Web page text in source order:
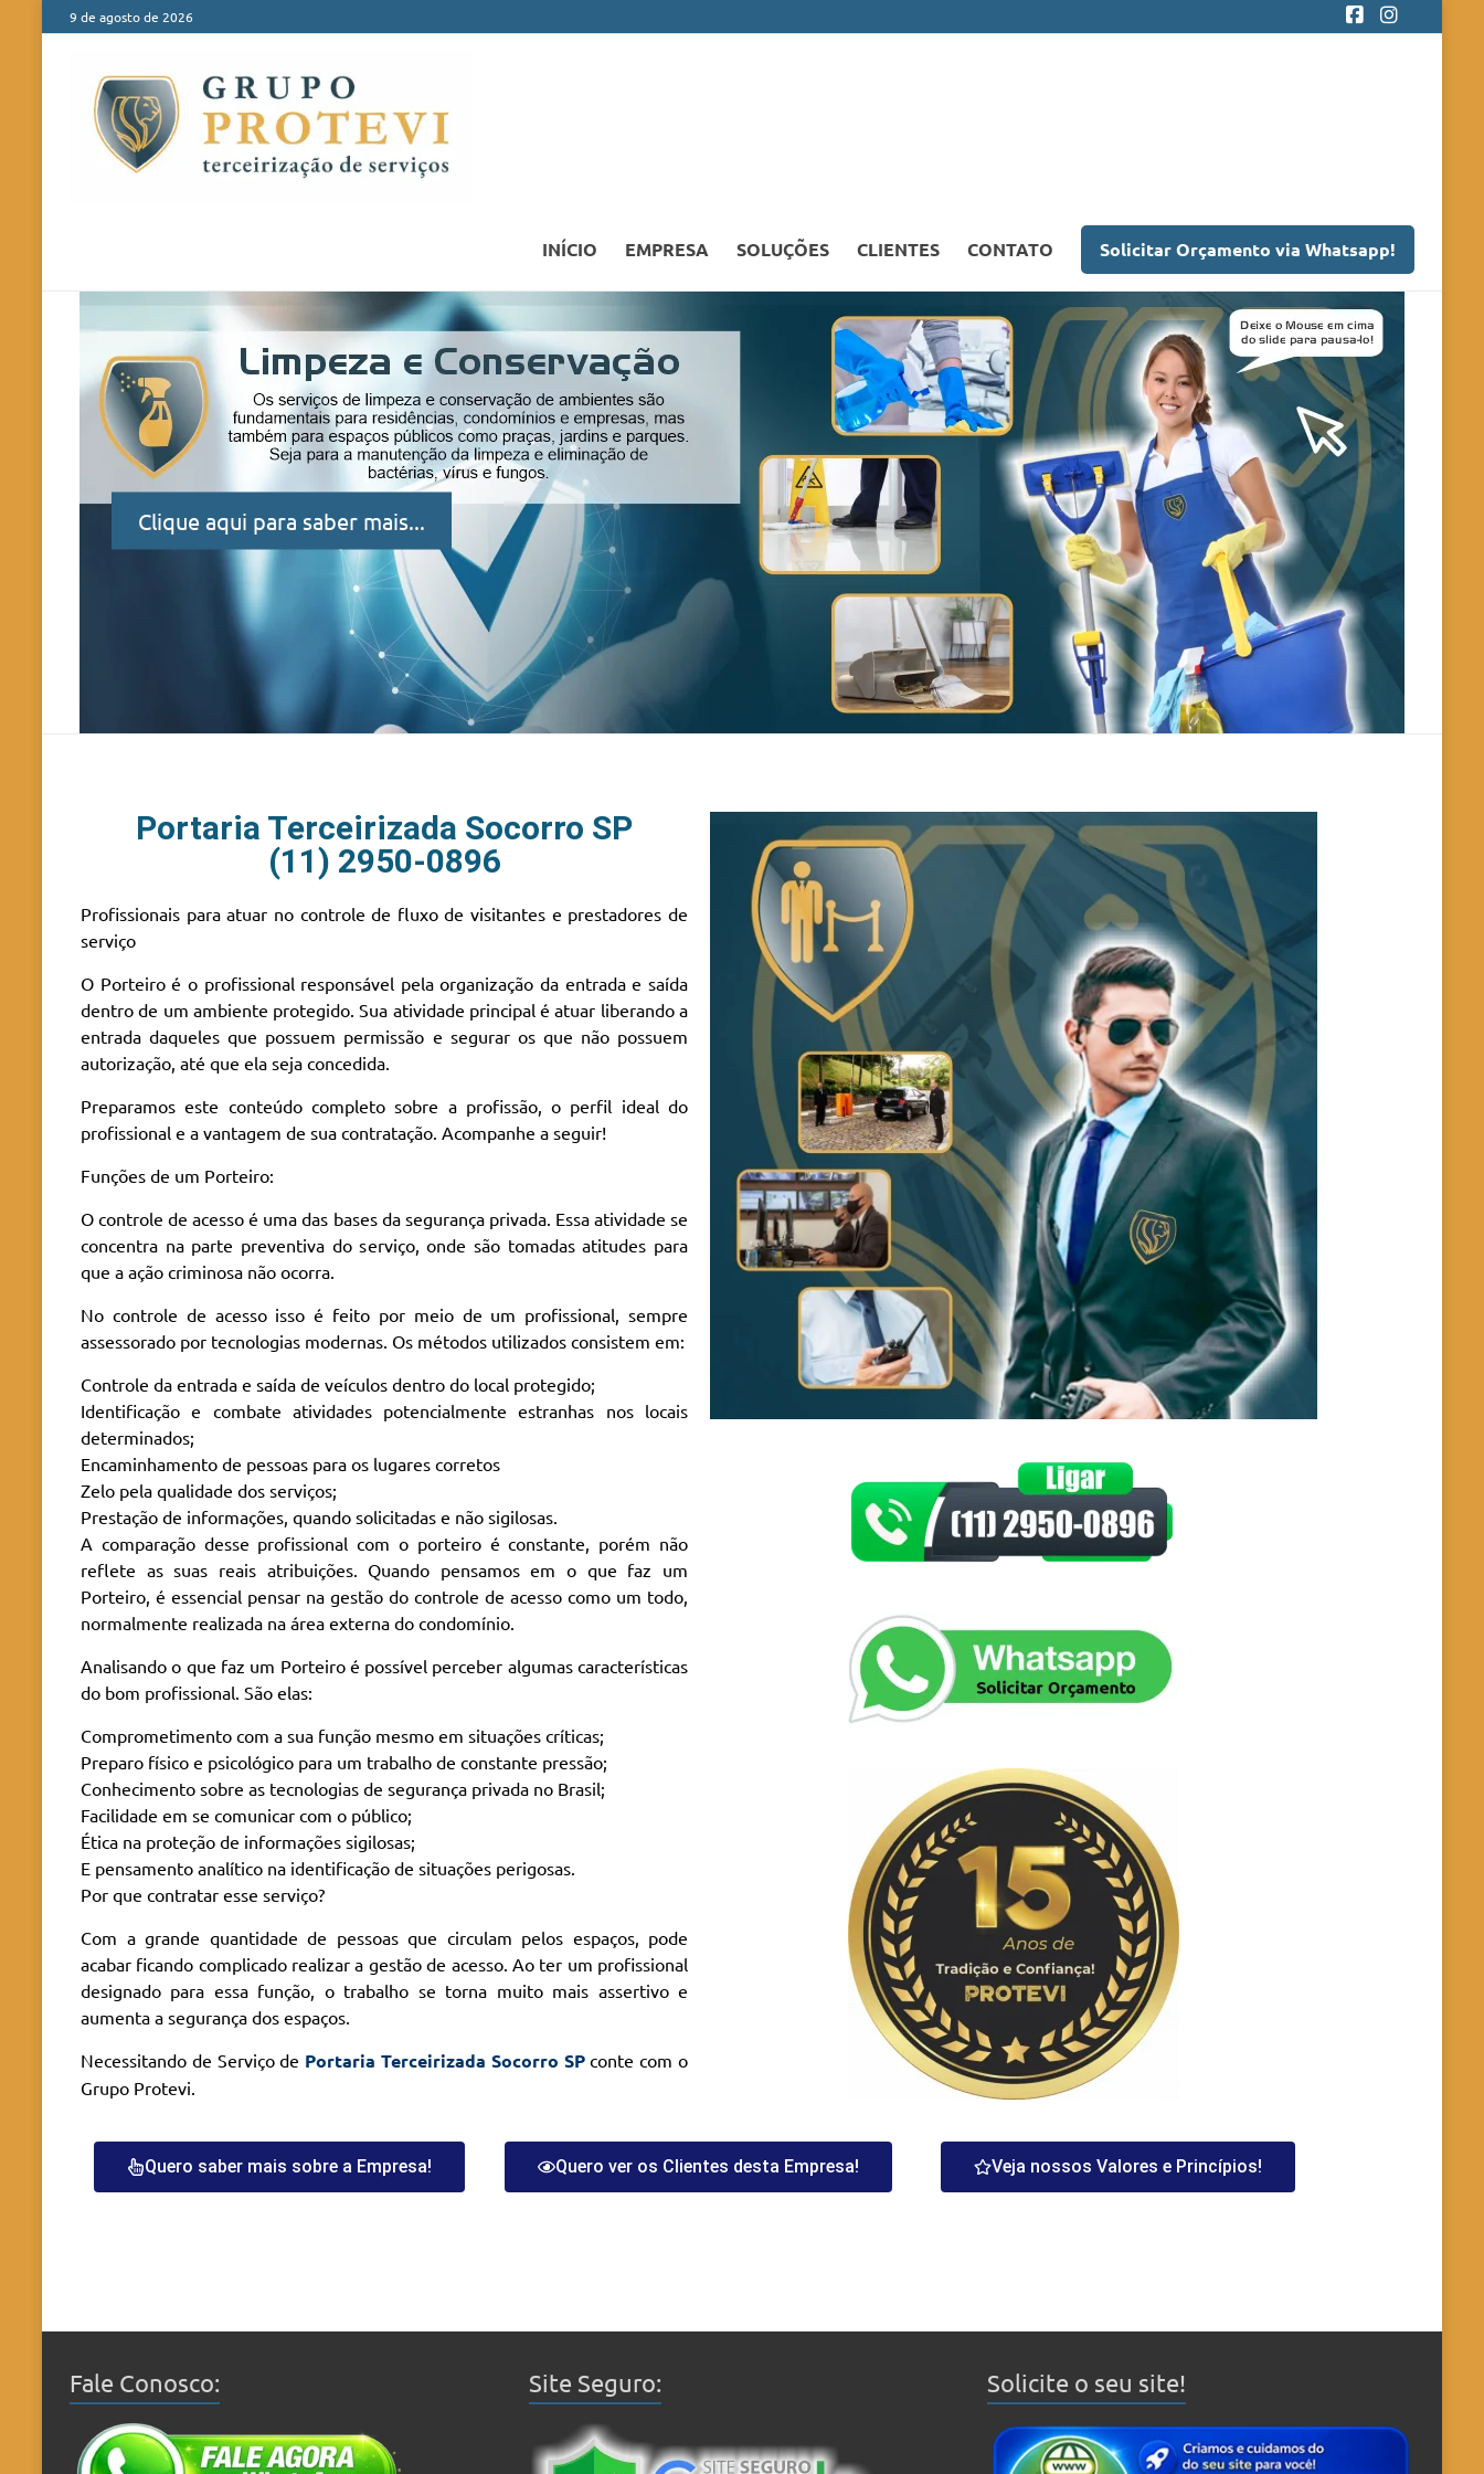
9 de agosto de 2026
INÍCIO EMPRESA SOLUÇÕES CLIENTES CONTATO Solicitar Orçamento via Whatsapp!
Clique aqui para saber mais...
Portaria Terceirizada Socorro SP
(11) 2950-0896
Profissionais para atuar no controle de fluxo de visitantes e prestadores de
serviço
O Porteiro é o profissional responsável pela organização da entrada e saída
dentro de um ambiente protegido. Sua atividade principal é atuar liberando a
entrada daqueles que possuem permissão e segurar os que não possuem
autorização, até que ela seja concedida.
Preparamos este conteúdo completo sobre a profissão, o perfil ideal do
profissional e a vantagem de sua contratação. Acompanhe a seguir!
Funções de um Porteiro:
O controle de acesso é uma das bases da segurança privada. Essa atividade se
concentra na parte preventiva do serviço, onde são tomadas atitudes para
que a ação criminosa não ocorra.
No controle de acesso isso é feito por meio de um profissional, sempre
assessorado por tecnologias modernas. Os métodos utilizados consistem em:
Controle da entrada e saída de veículos dentro do local protegido;
Identificação e combate atividades potencialmente estranhas nos locais
determinados;
Encaminhamento de pessoas para os lugares corretos
Zelo pela qualidade dos serviços;
Prestação de informações, quando solicitadas e não sigilosas.
A comparação desse profissional com o porteiro é constante, porém não
reflete as suas reais atribuições. Quando pensamos em o que faz um
Porteiro, é essencial pensar na gestão do controle de acesso como um todo,
normalmente realizada na área externa do condomínio.
Analisando o que faz um Porteiro é possível perceber algumas características
do bom profissional. São elas:
Comprometimento com a sua função mesmo em situações críticas;
Preparo físico e psicológico para um trabalho de constante pressão;
Conhecimento sobre as tecnologias de segurança privada no Brasil;
Facilidade em se comunicar com o público;
Ética na proteção de informações sigilosas;
E pensamento analítico na identificação de situações perigosas.
Por que contratar esse serviço?
Com a grande quantidade de pessoas que circulam pelos espaços, pode
acabar ficando complicado realizar a gestão de acesso. Ao ter um profissional
designado para essa função, o trabalho se torna muito mais assertivo e
aumenta a segurança dos espaços.
Necessitando de Serviço de Portaria Terceirizada Socorro SPconte com o
Grupo Protevi.
Quero saber mais sobre a Empresa! Quero ver os Clientes desta Empresa! Veja nossos Valores e Princípios!
Fale Conosco: Site Seguro: Solicite o seu site!